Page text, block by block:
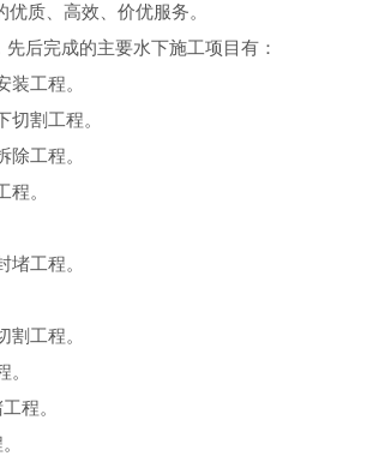
质、高效、价优服务。
后完成的主要水下施工项目有：
工程。
割工程。
工程。
。
工程。
工程。
程。